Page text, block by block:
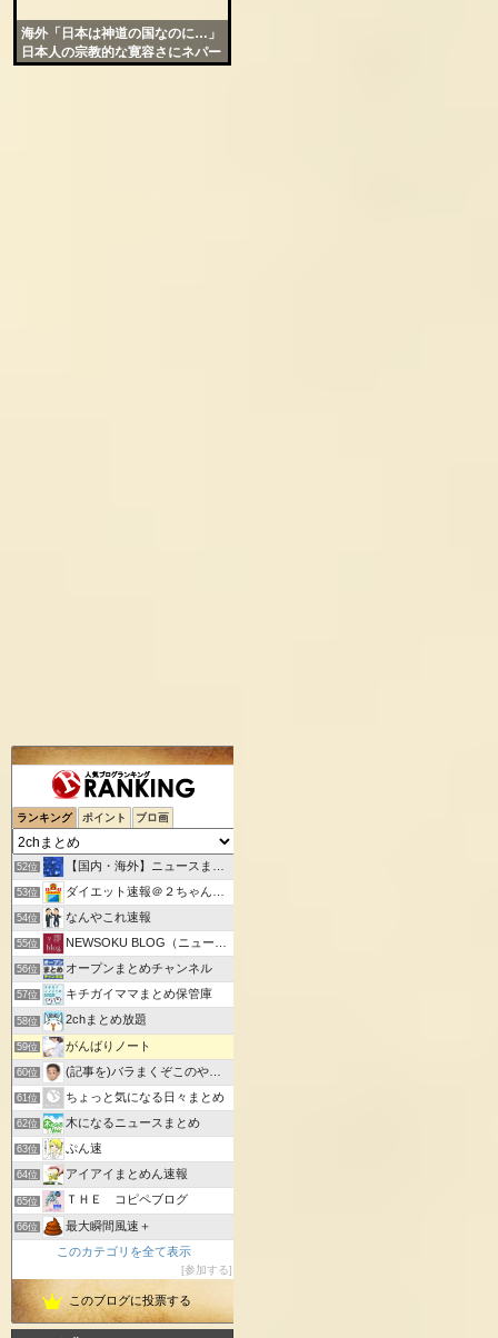
海外「日本は神道の国なのに…」
日本人の宗教的な寛容さにネパー
ランキング ポイント ブロ画
52位 【国内・海外】ニュースまとめ【芸能・科学・エトセトラ】
53位 ダイエット速報＠２ちゃんねる
54位 なんやこれ速報
55位 NEWSOKU BLOG（ニュー速ブログ）
56位 オープンまとめチャンネル
57位 キチガイママまとめ保管庫
58位 2chまとめ放題
59位 がんばりノート
60位 (記事を)バラまくぞこのやろう@なんJまとめ
61位 ちょっと気になる日々まとめ
62位 木になるニュースまとめ
63位 ぷん速
64位 アイアイまとめん速報
65位 ＴＨＥ コピペブログ
66位
最大瞬間風速＋
このカテゴリを全て表示
参加する
このブログに投票する